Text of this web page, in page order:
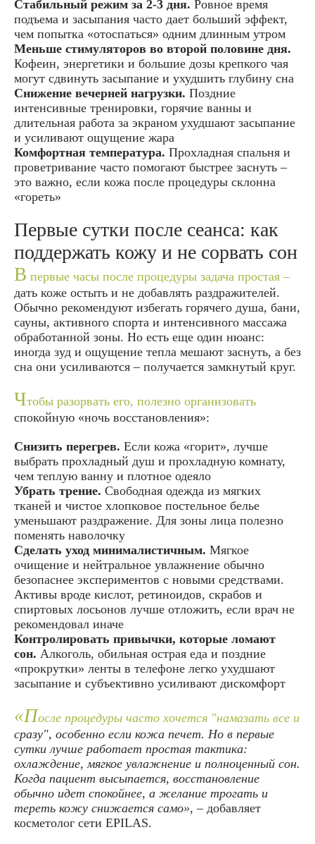
Стабильный режим за 2-3 дня. Ровное время
подъема и засыпания часто дает больший эффект,
чем попытка «отоспаться» одним длинным утром
Меньше стимуляторов во второй половине дня.
Кофеин, энергетики и большие дозы крепкого чая
могут сдвинуть засыпание и ухудшить глубину сна
Снижение вечерней нагрузки. Поздние
интенсивные тренировки, горячие ванны и
длительная работа за экраном ухудшают засыпание
и усиливают ощущение жара
Комфортная температура. Прохладная спальня и
проветривание часто помогают быстрее заснуть –
это важно, если кожа после процедуры склонна
«гореть»
Первые сутки после сеанса: как
поддержать кожу и не сорвать сон
В первые часы после процедуры задача простая –
дать коже остыть и не добавлять раздражителей.
Обычно рекомендуют избегать горячего душа, бани,
сауны, активного спорта и интенсивного массажа
обработанной зоны. Но есть еще один нюанс:
иногда зуд и ощущение тепла мешают заснуть, а без
сна они усиливаются – получается замкнутый круг.
Чтобы разорвать его, полезно организовать
спокойную «ночь восстановления»:
Снизить перегрев. Если кожа «горит», лучше
выбрать прохладный душ и прохладную комнату,
чем теплую ванну и плотное одеяло
Убрать трение. Свободная одежда из мягких
тканей и чистое хлопковое постельное белье
уменьшают раздражение. Для зоны лица полезно
поменять наволочку
Сделать уход минималистичным. Мягкое
очищение и нейтральное увлажнение обычно
безопаснее экспериментов с новыми средствами.
Активы вроде кислот, ретиноидов, скрабов и
спиртовых лосьонов лучше отложить, если врач не
рекомендовал иначе
Контролировать привычки, которые ломают
сон. Алкоголь, обильная острая еда и поздние
«прокрутки» ленты в телефоне легко ухудшают
засыпание и субъективно усиливают дискомфорт
«После процедуры часто хочется "намазать все и
сразу", особенно если кожа печет. Но в первые
сутки лучше работает простая тактика:
охлаждение, мягкое увлажнение и полноценный сон.
Когда пациент высыпается, восстановление
обычно идет спокойнее, а желание трогать и
тереть кожу снижается само», – добавляет
косметолог сети EPILAS.